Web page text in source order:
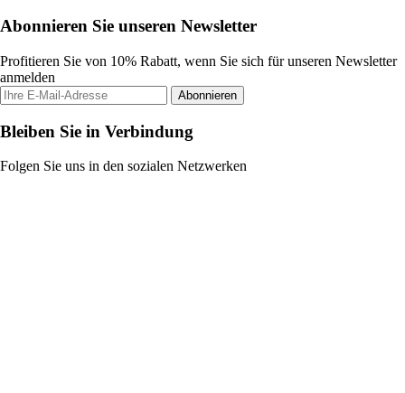
Abonnieren Sie unseren Newsletter
Profitieren Sie von 10% Rabatt, wenn Sie sich für unseren Newsletter
anmelden
Abonnieren
Bleiben Sie in Verbindung
Folgen Sie uns in den sozialen Netzwerken